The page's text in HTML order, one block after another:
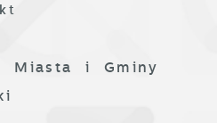
Miasta i Gminy